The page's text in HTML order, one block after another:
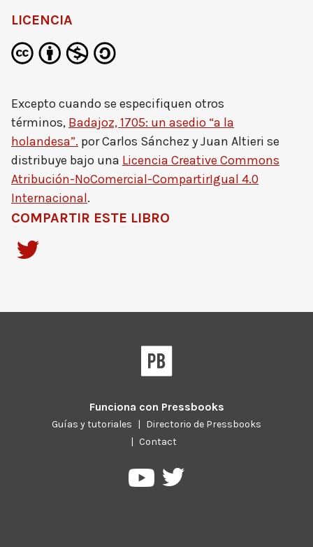
LICENCIA
Excepto cuando se especifiquen otros
términos, Badajoz, 1705: un asedio “a la
holandesa”. porCarlos Sánchez y Juan Altieri se
distribuye bajo una Licencia Creative Commons
Atribución-NoComercial-CompartirIgual 4.0
Internacional.
COMPARTIR ESTE LIBRO
Funciona con Pressbooks
Guías y tutoriales | Directorio de Pressbooks
| Contact
PressbooksPressbooks